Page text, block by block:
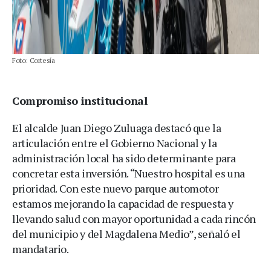
Foto: Cortesía
Compromiso institucional
El alcalde Juan Diego Zuluaga destacó que la
articulación entre el Gobierno Nacional y la
administración local ha sido determinante para
concretar esta inversión. “Nuestro hospital es una
prioridad. Con este nuevo parque automotor
estamos mejorando la capacidad de respuesta y
llevando salud con mayor oportunidad a cada rincón
del municipio y del Magdalena Medio”, señaló el
mandatario.